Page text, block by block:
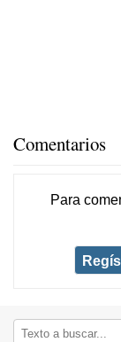
Comentarios
Para